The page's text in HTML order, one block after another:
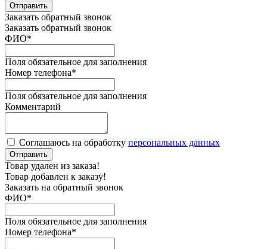
Отправить
Заказать обратный звонок
Заказать обратный звонок
ФИО*
Поля обязательное для заполнения
Номер телефона*
Поля обязательное для заполнения
Комментарий
Соглашаюсь на обработку персональных данных
Отправить
Товар удален из заказа!
Товар добавлен к заказу!
Заказать на обратный звонок
ФИО*
Поля обязательное для заполнения
Номер телефона*